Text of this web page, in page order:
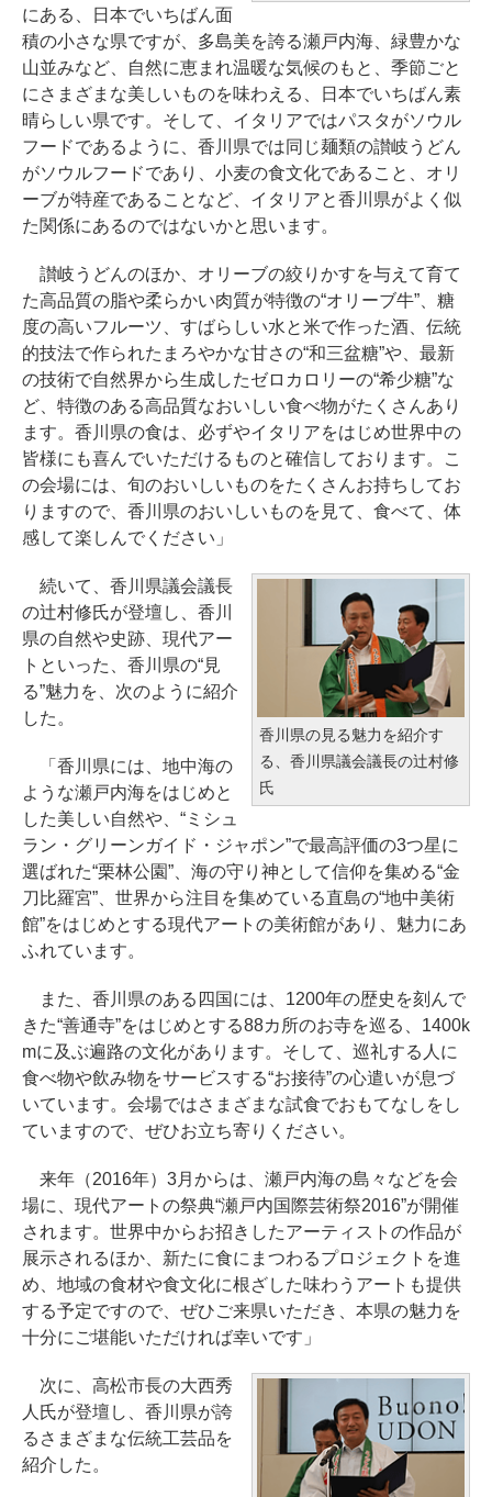
にある、日本でいちばん面
積の小さな県ですが、多島美を誇る瀬戸内海、緑豊かな
山並みなど、自然に恵まれ温暖な気候のもと、季節ごと
にさまざまな美しいものを味わえる、日本でいちばん素
晴らしい県です。そして、イタリアではパスタがソウル
フードであるように、香川県では同じ麺類の讃岐うどん
がソウルフードであり、小麦の食文化であること、オリ
ーブが特産であることなど、イタリアと香川県がよく似
た関係にあるのではないかと思います。
讃岐うどんのほか、オリーブの絞りかすを与えて育て
た高品質の脂や柔らかい肉質が特徴の“オリーブ牛”、糖
度の高いフルーツ、すばらしい水と米で作った酒、伝統
的技法で作られたまろやかな甘さの“和三盆糖”や、最新
の技術で自然界から生成したゼロカロリーの“希少糖”な
ど、特徴のある高品質なおいしい食べ物がたくさんあり
ます。香川県の食は、必ずやイタリアをはじめ世界中の
皆様にも喜んでいただけるものと確信しております。こ
の会場には、旬のおいしいものをたくさんお持ちしてお
りますので、香川県のおいしいものを見て、食べて、体
感して楽しんでください」
香川県の見る魅力を紹介す
る、香川県議会議長の辻村修
氏
続いて、香川県議会議長
の辻村修氏が登壇し、香川
県の自然や史跡、現代アー
トといった、香川県の“見
る”魅力を、次のように紹介
した。
「香川県には、地中海の
ような瀬戸内海をはじめと
した美しい自然や、“ミシュ
ラン・グリーンガイド・ジャポン”で最高評価の3つ星に
選ばれた“栗林公園”、海の守り神として信仰を集める“金
刀比羅宮”、世界から注目を集めている直島の“地中美術
館”をはじめとする現代アートの美術館があり、魅力にあ
ふれています。
また、香川県のある四国には、1200年の歴史を刻んで
きた“善通寺”をはじめとする88カ所のお寺を巡る、1400k
mに及ぶ遍路の文化があります。そして、巡礼する人に
食べ物や飲み物をサービスする“お接待”の心遣いが息づ
いています。会場ではさまざまな試食でおもてなしをし
ていますので、ぜひお立ち寄りください。
来年（2016年）3月からは、瀬戸内海の島々などを会
場に、現代アートの祭典“瀬戸内国際芸術祭2016”が開催
されます。世界中からお招きしたアーティストの作品が
展示されるほか、新たに食にまつわるプロジェクトを進
め、地域の食材や食文化に根ざした味わうアートも提供
する予定ですので、ぜひご来県いただき、本県の魅力を
十分にご堪能いただければ幸いです」
次に、高松市長の大西秀
人氏が登壇し、香川県が誇
るさまざまな伝統工芸品を
紹介した。